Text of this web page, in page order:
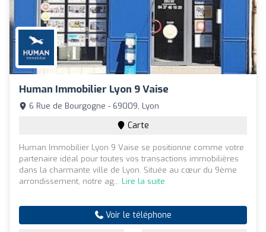
Human Immobilier Lyon 9 Vaise
6 Rue de Bourgogne - 69009, Lyon
Carte
Human Immobilier Lyon 9 Vaise se positionne comme votre
partenaire idéal pour toutes vos transactions immobilières
dans la charmante ville de Lyon. Située au cœur du 9ème
arrondissement, notre ag... Lire la suite
Voir le téléphone